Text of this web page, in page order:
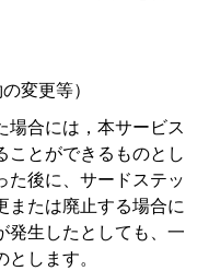
変更等）
場合には，本サービス
ことができるものとし
た後に、サードステッ
または廃止する場合に
発生したとしても、一
します。